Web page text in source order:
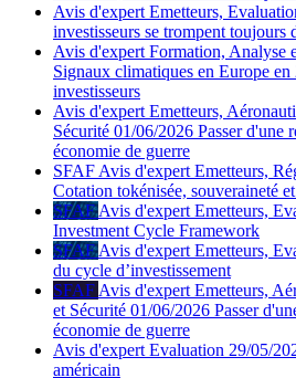
Avis d'expert Emetteurs,
investisseurs se trompent toujours
Avis d'expert Formation, Analyse
Signaux climatiques en Europe
investisseurs
Avis d'expert Emetteurs,
Sécurité 01/06/2026 Passer d'une
économie de guerre
SFAF Avis d'expert Emetteurs,
Cotation tokénisée, souveraineté
SFAF Avis d'expert Emetteurs,
Investment Cycle Framework
SFAF Avis d'expert Emetteurs,
du cycle d’investissement
SFAF Avis d'expert Emetteurs,
et Sécurité 01/06/2026 Passer
économie de guerre
Avis d'expert Evaluation 29/05/
américain